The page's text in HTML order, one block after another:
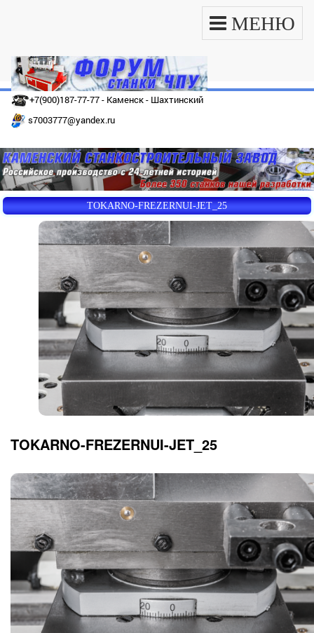
МЕНЮ
+7(900)187-77-77 - Каменск - Шахтинский
s7003777@yandex.ru
TOKARNO-FREZERNUI-JET_25
TOKARNO-FREZERNUI-JET_25